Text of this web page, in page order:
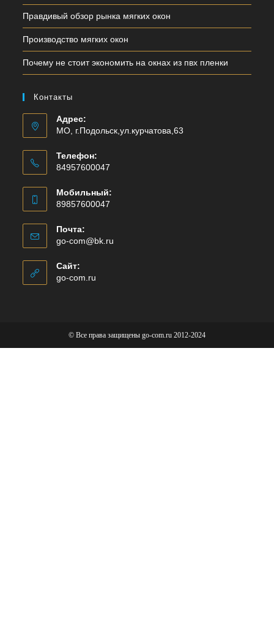
Правдивый обзор рынка мягких окон
Производство мягких окон
Почему не стоит экономить на окнах из пвх пленки
Контакты
Адрес:
МО, г.Подольск,ул.курчатова,63
Телефон:
84957600047
Мобильный:
89857600047
Почта:
go-com@bk.ru
Сайт:
go-com.ru
© Все права защищены go-com.ru 2012-2024